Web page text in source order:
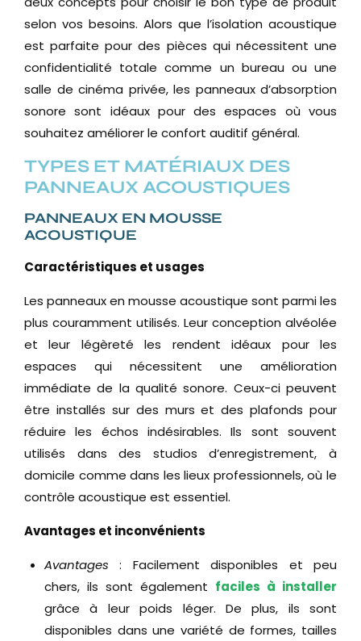
selon vos besoins. Alors que l’isolation acoustique
est parfaite pour des pièces qui nécessitent une
confidentialité totale comme un bureau ou une
salle de cinéma privée, les panneaux d’absorption
sonore sont idéaux pour des espaces où vous
souhaitez améliorer le confort auditif général.
TYPES ET MATÉRIAUX DES
PANNEAUX ACOUSTIQUES
PANNEAUX EN MOUSSE
ACOUSTIQUE
Caractéristiques et usages
Les panneaux en mousse acoustique sont parmi les
plus couramment utilisés. Leur conception alvéolée
et leur légèreté les rendent idéaux pour les
espaces qui nécessitent une amélioration
immédiate de la qualité sonore. Ceux-ci peuvent
être installés sur des murs et des plafonds pour
réduire les échos indésirables. Ils sont souvent
utilisés dans des studios d’enregistrement, à
domicile comme dans les lieux professionnels, où le
contrôle acoustique est essentiel.
Avantages et inconvénients
Avantages : Facilement disponibles et peu
chers, ils sont également faciles à installer
grâce à leur poids léger. De plus, ils sont
disponibles dans une variété de formes, tailles